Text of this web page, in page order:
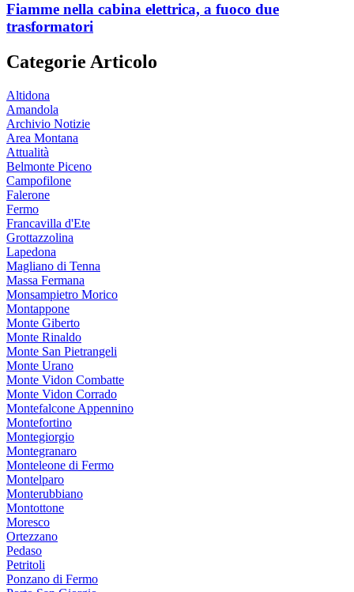
Fiamme nella cabina elettrica, a fuoco due
trasformatori
Categorie Articolo
Altidona
Amandola
Archivio Notizie
Area Montana
Attualità
Belmonte Piceno
Campofilone
Falerone
Fermo
Francavilla d'Ete
Grottazzolina
Lapedona
Magliano di Tenna
Massa Fermana
Monsampietro Morico
Montappone
Monte Giberto
Monte Rinaldo
Monte San Pietrangeli
Monte Urano
Monte Vidon Combatte
Monte Vidon Corrado
Montefalcone Appennino
Montefortino
Montegiorgio
Montegranaro
Monteleone di Fermo
Montelparo
Monterubbiano
Montottone
Moresco
Ortezzano
Pedaso
Petritoli
Ponzano di Fermo